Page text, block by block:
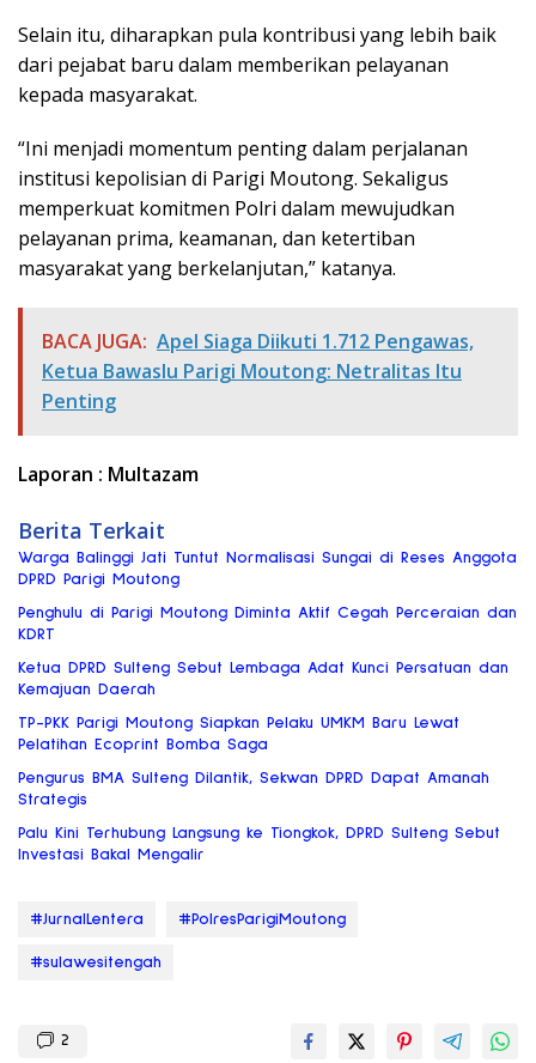
Selain itu, diharapkan pula kontribusi yang lebih baik
dari pejabat baru dalam memberikan pelayanan
kepada masyarakat.
“Ini menjadi momentum penting dalam perjalanan
institusi kepolisian di Parigi Moutong. Sekaligus
memperkuat komitmen Polri dalam mewujudkan
pelayanan prima, keamanan, dan ketertiban
masyarakat yang berkelanjutan,” katanya.
BACA JUGA: Apel Siaga Diikuti 1.712 Pengawas,
Ketua Bawaslu Parigi Moutong: Netralitas Itu
Penting
Laporan : Multazam
Berita Terkait
Warga Balinggi Jati Tuntut Normalisasi Sungai di Reses Anggota
DPRD Parigi Moutong
Penghulu di Parigi Moutong Diminta Aktif Cegah Perceraian dan
KDRT
Ketua DPRD Sulteng Sebut Lembaga Adat Kunci Persatuan dan
Kemajuan Daerah
TP-PKK Parigi Moutong Siapkan Pelaku UMKM Baru Lewat
Pelatihan Ecoprint Bomba Saga
Pengurus BMA Sulteng Dilantik, Sekwan DPRD Dapat Amanah
Strategis
Palu Kini Terhubung Langsung ke Tiongkok, DPRD Sulteng Sebut
Investasi Bakal Mengalir
#JurnalLentera #PolresParigiMoutong
#sulawesitengah
2